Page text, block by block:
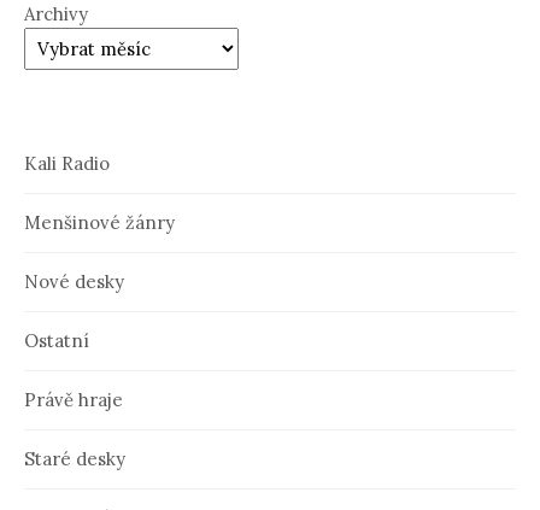
Archivy
Kali Radio
Menšinové žánry
Nové desky
Ostatní
Právě hraje
Staré desky